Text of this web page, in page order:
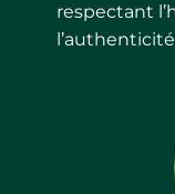
respectant